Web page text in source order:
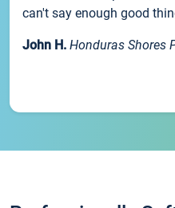
can't say enough good
John H. Honduras Shores